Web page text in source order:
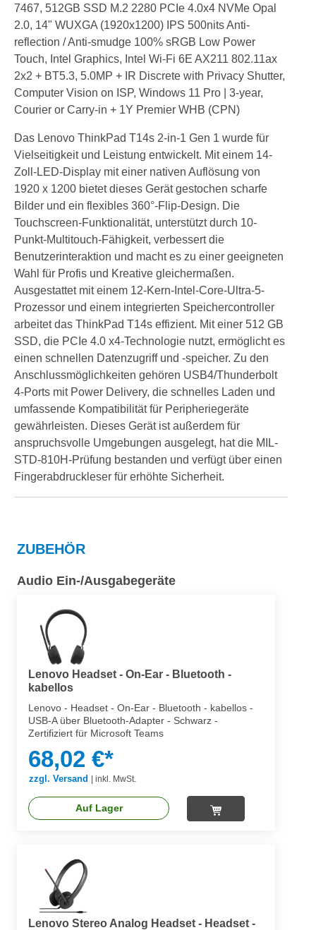
7467, 512GB SSD M.2 2280 PCIe 4.0x4 NVMe Opal
2.0, 14" WUXGA (1920x1200) IPS 500nits Anti-
reflection / Anti-smudge 100% sRGB Low Power
Touch, Intel Graphics, Intel Wi-Fi 6E AX211 802.11ax
2x2 + BT5.3, 5.0MP + IR Discrete with Privacy Shutter,
Computer Vision on ISP, Windows 11 Pro | 3-year,
Courier or Carry-in + 1Y Premier WHB (CPN)
Das Lenovo ThinkPad T14s 2-in-1 Gen 1 wurde für
Vielseitigkeit und Leistung entwickelt. Mit einem 14-
Zoll-LED-Display mit einer nativen Auflösung von
1920 x 1200 bietet dieses Gerät gestochen scharfe
Bilder und ein flexibles 360°-Flip-Design. Die
Touchscreen-Funktionalität, unterstützt durch 10-
Punkt-Multitouch-Fähigkeit, verbessert die
Benutzerinteraktion und macht es zu einer geeigneten
Wahl für Profis und Kreative gleichermaßen.
Ausgestattet mit einem 12-Kern-Intel-Core-Ultra-5-
Prozessor und einem integrierten Speichercontroller
arbeitet das ThinkPad T14s effizient. Mit einer 512 GB
SSD, die PCIe 4.0 x4-Technologie nutzt, ermöglicht es
einen schnellen Datenzugriff und -speicher. Zu den
Anschlussmöglichkeiten gehören USB4/Thunderbolt
4-Ports mit Power Delivery, die schnelles Laden und
umfassende Kompatibilität für Peripheriegeräte
gewährleisten. Dieses Gerät ist außerdem für
anspruchsvolle Umgebungen ausgelegt, hat die MIL-
STD-810H-Prüfung bestanden und verfügt über einen
Fingerabdruckleser für erhöhte Sicherheit.
ZUBEHÖR
Audio Ein-/Ausgabegeräte
Lenovo Headset - On-Ear - Bluetooth -
kabellos
Lenovo - Headset - On-Ear - Bluetooth - kabellos -
USB-A über Bluetooth-Adapter - Schwarz -
Zertifiziert für Microsoft Teams
68,02 €*
zzgl. Versand | inkl. MwSt.
Auf Lager
Lenovo Stereo Analog Headset - Headset -